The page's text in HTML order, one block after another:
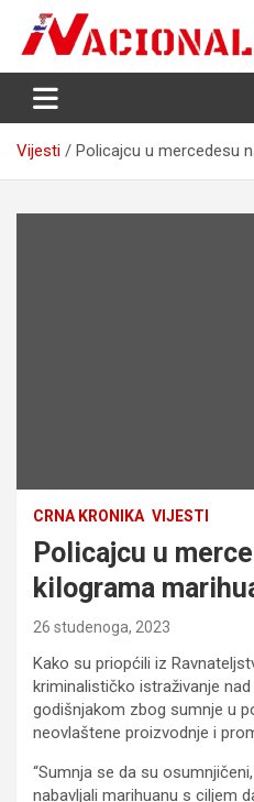
content
Nacija želi znati više
Vijesti Policajcu u mercedesu
CRNA KRONIKA VIJESTI
Policajcu u
kilograma
26 studenoga, 2023
Kako su priopćili iz
kriminalističko istraživanje
godišnjakom zbog sumnje u
neovlaštene proizvodnje i
“Sumnja se da su
nabavljali marihuanu s ciljem